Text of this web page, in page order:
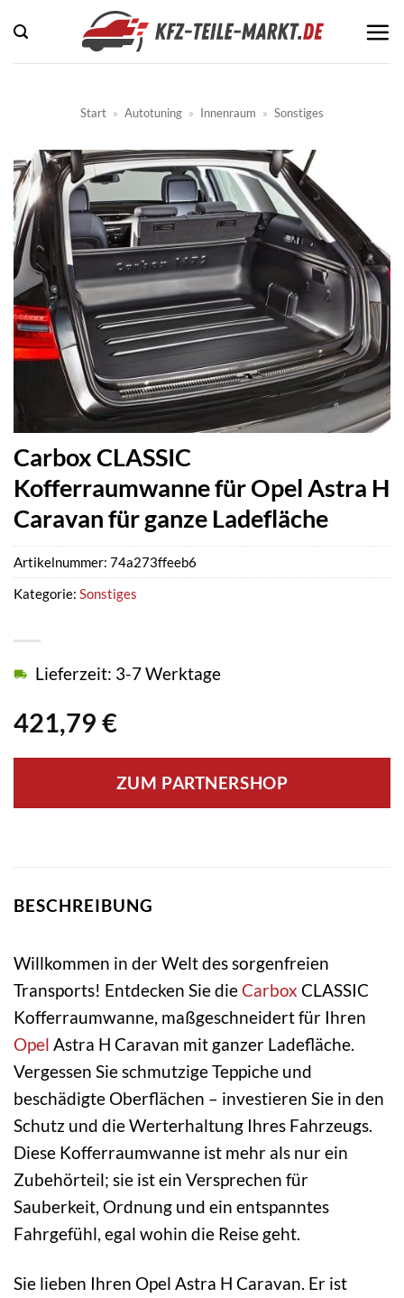
Inhalt
springen
Start » Autotuning » Innenraum » Sonstiges
Carbox CLASSIC
Kofferraumwanne für Opel Astra H
Caravan für ganze Ladefläche
421,79 €
Lieferzeit: 3-7 Werktage
ZUM PARTNERSHOP
Artikelnummer: 74a273ffeeb6
Kategorie: Sonstiges
BESCHREIBUNG
Willkommen in der Welt des sorgenfreien
Transports! Entdecken Sie dieCarbox CLASSIC
Kofferraumwanne, maßgeschneidert für Ihren
Opel Astra H Caravan mit ganzer Ladefläche.
Vergessen Sie schmutzige Teppiche und
beschädigte Oberflächen – investieren Sie in den
Schutz und die Werterhaltung Ihres Fahrzeugs.
Diese Kofferraumwanne ist mehr als nur ein
Zubehörteil; sie ist ein Versprechen für
Sauberkeit, Ordnung und ein entspanntes
Fahrgefühl, egal wohin die Reise geht.
Sie lieben Ihren Opel Astra H Caravan. Er ist